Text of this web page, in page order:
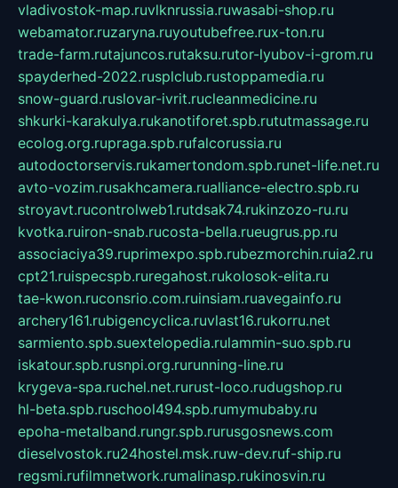
vladivostok-map.ruvlknrussia.ruwasabi-shop.ru
webamator.ruzaryna.ruyoutubefree.rux-ton.ru
trade-farm.rutajuncos.rutaksu.rutor-lyubov-i-grom.ru
spayderhed-2022.rusplclub.rustoppamedia.ru
snow-guard.ruslovar-ivrit.rucleanmedicine.ru
shkurki-karakulya.rukanotiforet.spb.rututmassage.ru
ecolog.org.rupraga.spb.rufalcorussia.ru
autodoctorservis.rukamertondom.spb.runet-life.net.ru
avto-vozim.rusakhcamera.rualliance-electro.spb.ru
stroyavt.rucontrolweb1.rutdsak74.rukinzozo-ru.ru
kvotka.ruiron-snab.rucosta-bella.rueugrus.pp.ru
associaciya39.ruprimexpo.spb.rubezmorchin.ruia2.ru
cpt21.ruispecspb.ruregahost.rukolosok-elita.ru
tae-kwon.ruconsrio.com.ruinsiam.ruavegainfo.ru
archery161.rubigencyclica.ruvlast16.rukorru.net
sarmiento.spb.suextelopedia.rulammin-suo.spb.ru
iskatour.spb.rusnpi.org.rurunning-line.ru
krygeva-spa.ruchel.net.rurust-loco.rudugshop.ru
hl-beta.spb.ruschool494.spb.rumymubaby.ru
epoha-metalband.rungr.spb.rurusgosnews.com
dieselvostok.ru24hostel.msk.ruw-dev.ruf-ship.ru
regsmi.rufilmnetwork.rumalinasp.rukinosvin.ru